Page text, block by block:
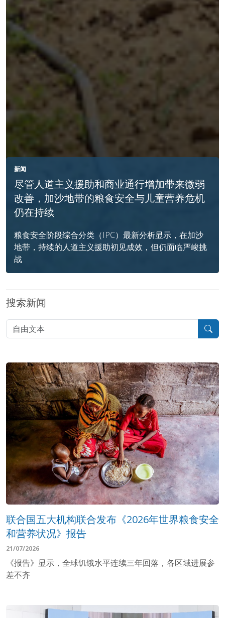
新闻
尽管人道主义援助和商业通行增加带来微弱
改善，加沙地带的粮食安全与儿童营养危机
仍在持续
粮食安全阶段综合分类（IPC）最新分析显示，在加沙
地带，持续的人道主义援助初见成效，但仍面临严峻挑
战
搜索新闻
联合国五大机构联合发布《2026年世界粮食安全
和营养状况》报告
21/07/2026
《报告》显示，全球饥饿水平连续三年回落，各区域进展参
差不齐